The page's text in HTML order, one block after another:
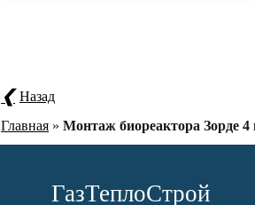
Назад
Главная » Монтаж биореактора Зорде
ГазТеплоСтрой